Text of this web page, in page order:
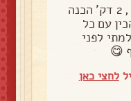
מתכון קל מאוד של אוזני המן , 2 דק' הכנה
עם כל
לפני
😋
לחצי כאן